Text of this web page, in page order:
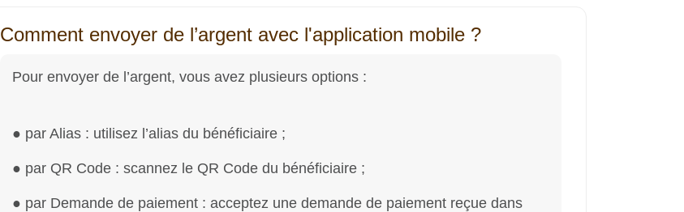
Comment envoyer de l’argent avec l'application mobile ?
Pour envoyer de l’argent, vous avez plusieurs options :
● par Alias : utilisez l’alias du bénéficiaire ;
● par QR Code : scannez le QR Code du bénéficiaire ;
● par Demande de paiement : acceptez une demande de paiement reçue dans